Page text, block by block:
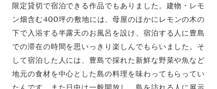
限定貸切で宿泊できる作品でもありました。建物・レモ
ン畑含む400坪の敷地には、母屋のほかにレモンの木の
下で入浴する半露天のお風呂を設け、宿泊する人に豊島
での滞在の時間を思いっきり楽しんでもらいました。そ
して宿泊した人には、豊島で採れた新鮮な野菜や魚など
地元の食材を中心とした島の料理を味わってもらってい